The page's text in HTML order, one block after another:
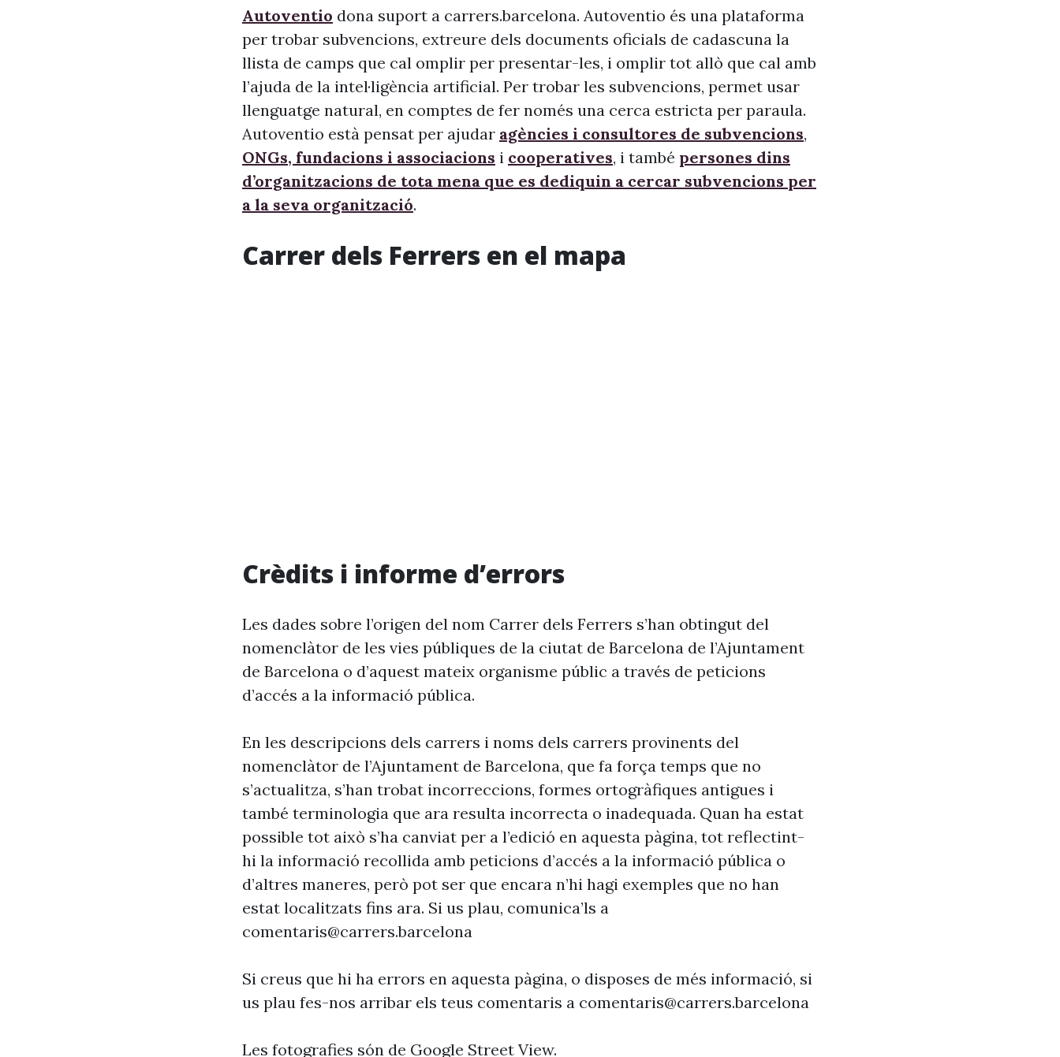
Autoventio dona suport a carrers.barcelona. Autoventio és una plataforma
per trobar subvencions, extreure dels documents oficials de cadascuna la
llista de camps que cal omplir per presentar-les, i omplir tot allò que cal amb
l’ajuda de la intel·ligència artificial. Per trobar les subvencions, permet usar
llenguatge natural, en comptes de fer només una cerca estricta per paraula.
Autoventio està pensat per ajudar agències i consultores de subvencions,
ONGs, fundacions i associacions i cooperatives, i també persones dins
d’organitzacions de tota mena que es dediquin a cercar subvencions per
a la seva organització.
Carrer dels Ferrers en el mapa
Crèdits i informe d’errors
Les dades sobre l’origen del nom Carrer dels Ferrers s’han obtingut del
nomenclàtor de les vies públiques de la ciutat de Barcelona de l’Ajuntament
de Barcelona o d’aquest mateix organisme públic a través de peticions
d’accés a la informació pública.
En les descripcions dels carrers i noms dels carrers provinents del
nomenclàtor de l’Ajuntament de Barcelona, que fa força temps que no
s’actualitza, s’han trobat incorreccions, formes ortogràfiques antigues i
també terminologia que ara resulta incorrecta o inadequada. Quan ha estat
possible tot això s’ha canviat per a l’edició en aquesta pàgina, tot reflectint-
hi la informació recollida amb peticions d’accés a la informació pública o
d’altres maneres, però pot ser que encara n’hi hagi exemples que no han
estat localitzats fins ara. Si us plau, comunica’ls a
comentaris@carrers.barcelona
Si creus que hi ha errors en aquesta pàgina, o disposes de més informació, si
us plau fes-nos arribar els teus comentaris a comentaris@carrers.barcelona
Les fotografies són de Google Street View.